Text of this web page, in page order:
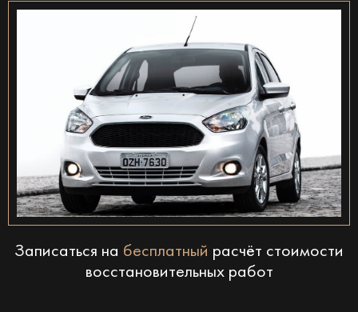
Записаться на бесплатный расчёт стоимости
восстановительных работ